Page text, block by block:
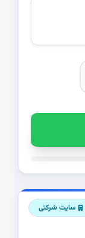
سایت شرکتی